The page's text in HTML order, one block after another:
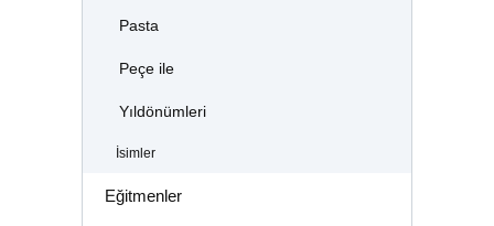
Pasta
Peçe ile
Yıldönümleri
İsimler
Eğitmenler